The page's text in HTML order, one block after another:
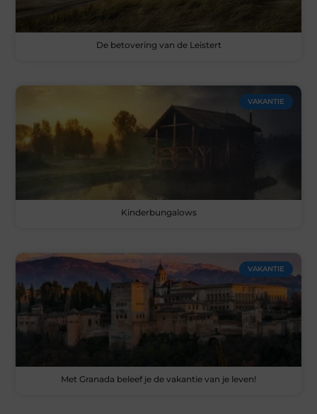
De betovering van de Leistert
VAKANTIE
Kinderbungalows
VAKANTIE
Met Granada beleef je de vakantie van je leven!